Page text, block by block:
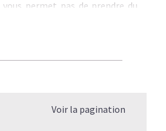
permet pas de prendre du
optimiser votre programme
la synthèse des
ingrédients 100% naturelssont
Voir la pagination